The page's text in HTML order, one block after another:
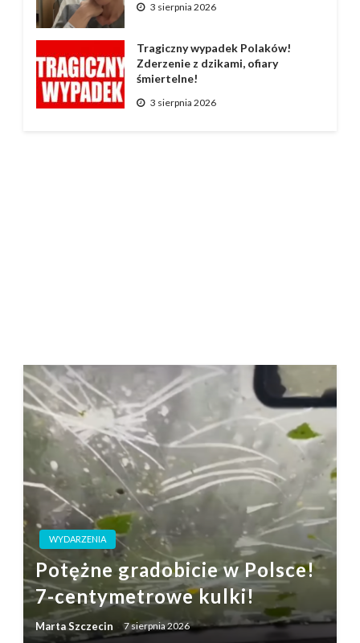
3 sierpnia 2026
Tragiczny wypadek Polaków!
Zderzenie z dzikami, ofiary
śmiertelne!
3 sierpnia 2026
WYDARZENIA
Potężne gradobicie w Polsce!
7-centymetrowe kulki!
Marta Szczecin 7 sierpnia 2026